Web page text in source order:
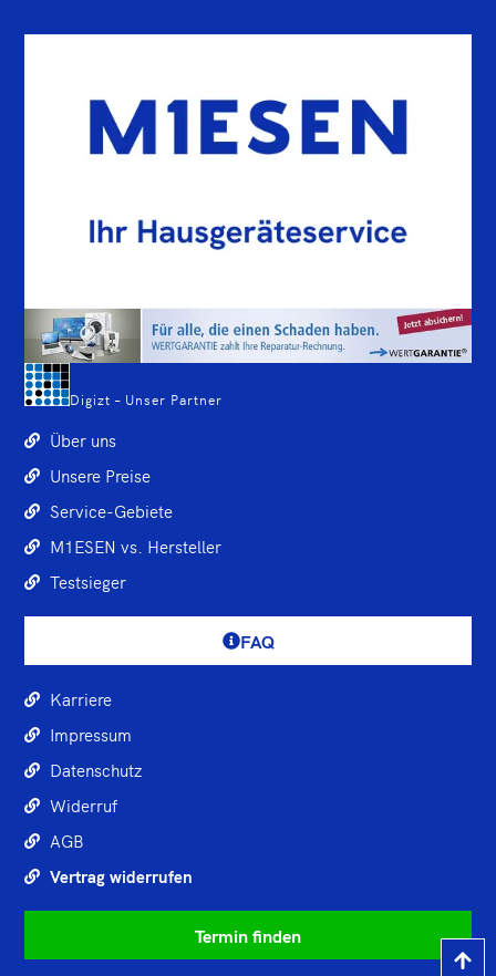
Digizt – Unser Partner
Über uns
Unsere Preise
Service-Gebiete
M1ESEN vs. Hersteller
Testsieger
FAQ
Karriere
Impressum
Datenschutz
Widerruf
AGB
Vertrag widerrufen
Termin finden